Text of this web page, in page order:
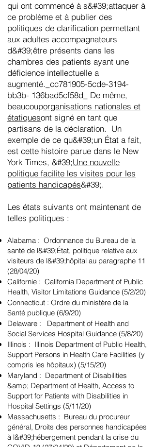
qui ont commencé à s&#39;attaquer à
ce problème et à publier des
politiques de clarification permettant
aux adultes accompagnateurs
d&#39;être présents dans les
chambres des patients ayant une
déficience intellectuelle a
augmenté._cc781905-5cde-3194-
bb3b- 136bad5cf58d_ De même,
beaucouporganisations nationales et
étatiquesont signé en tant que
partisans de la déclaration. Un
exemple de ce qu&#39;un État a fait,
est cette histoire parue dans le New
York Times, &#39;Une nouvelle
politique facilite les visites pour les
patients handicapés&#39;.
Les états suivants ont maintenant de
telles politiques :
Alabama : Ordonnance du Bureau de la
santé de l&#39;État, politique relative aux
visiteurs de l&#39;hôpital au paragraphe 11
(28/04/20)
Californie : California Department of Public
Health, Visitor Limitations Guidance (5/2/20)
Connecticut : Ordre du ministère de la
Santé publique (6/9/20)
Delaware : Department of Health and
Social Services Hospital Guidance (5/8/20)
Illinois : Illinois Department of Public Health,
Support Persons in Health Care Facilities (y
compris les hôpitaux) (5/15/20)
Maryland : Department of Disabilities
&amp; Department of Health, Access to
Support for Patients with Disabilities in
Hospital Settings (5/11/20)
Massachusetts : Bureau du procureur
général, Droits des personnes handicapées
à l&#39;hébergement pendant la crise du